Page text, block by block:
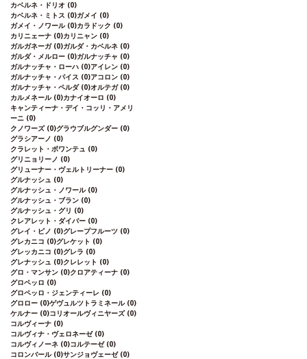
カベルネ・ドリオ (0)
カベルネ・ミトス (0)ガメイ (0)
ガメイ・ノワール (0)カラドック (0)
カリニェーナ (0)カリニャン (0)
ガルガネーガ (0)ガルダ・カベルネ (0)
ガルダ・メルロー (0)ガルナッチャ (0)
ガルナッチャ・ローハ (0)アイレン (0)
ガルナッチャ・パイス (0)アコロン (0)
ガルナッチャ・ペルダ (0)オルテガ (0)
カルメネール (0)カナイオーロ (0)
キャンティーナ・デイ・コッリ・アメリ
ーニ (0)
クノワーズ (0)グラウブルグンダー (0)
グラシアーノ (0)
クラレット・ボワンテュ (0)
グリニョリーノ (0)
グリューナー・ヴェルトリーナー (0)
グルナッシュ (0)
グルナッシュ・ノワール (0)
グルナッシュ・ブラン (0)
グルナッシュ・グリ (0)
クレアレット・ダイバー (0)
グレイ・ピノ (0)グレープフルーツ (0)
グレカニコ (0)グレケット (0)
グレッカニコ (0)グレラ (0)
グレナッシュ (0)クレレット (0)
グロ・マンサン (0)クロアティーナ (0)
グロペッロ (0)
グロペッロ・ジェンティーレ (0)
グロロー (0)ゲヴュルツトラミネール (0)
ケルナー (0)コリオールヴィニヤーズ (0)
コルヴィーナ (0)
コルヴィナ・ヴェロネーゼ (0)
コルヴィノーネ (0)コルテーゼ (0)
コロンバール (0)サンジョヴェーゼ (0)